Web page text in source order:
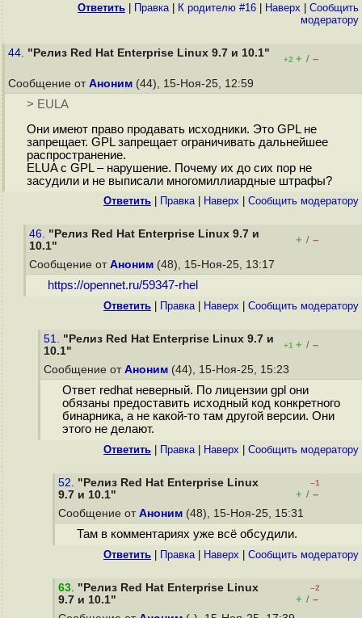
Ответить Правка| К родителю #16 Наверх
Cообщить
модератору
44. "Релиз Red Hat Enterprise Linux 9.7 и 10.1"
+2 + / –
Сообщение от Аноним (44), 15-Ноя-25, 12:59
> EULA
Они имеют право продавать исходники. Это GPL не
запрещает. GPL запрещает ограничивать дальнейшее
распространение.
ELUA с GPL – нарушение. Почему их до сих пор не
засудили и не выписали многомиллиардные штрафы?
Ответить Правка| Наверх Cообщить модератору
46. "Релиз Red Hat Enterprise Linux 9.7 и
10.1"
+ / –
Сообщение от Аноним (48), 15-Ноя-25, 13:17
https://opennet.ru/59347-rhel
Ответить Правка| Наверх Cообщить модератору
51. "Релиз Red Hat Enterprise Linux 9.7 и
10.1"
+1 + / –
Сообщение от Аноним (44), 15-Ноя-25, 15:23
Ответ redhat неверный. По лицензии gpl они
обязаны предоставить исходный код конкретного
бинарника, а не какой-то там другой версии. Они
этого не делают.
Ответить Правка| Наверх Cообщить модератору
52. "Релиз Red Hat Enterprise Linux
9.7 и 10.1"
–1
+ / –
Сообщение от Аноним (48), 15-Ноя-25, 15:31
Там в комментариях уже всё обсудили.
Ответить Правка| Наверх Cообщить модератору
63. "Релиз Red Hat Enterprise Linux
9.7 и 10.1"
–2
+ / –